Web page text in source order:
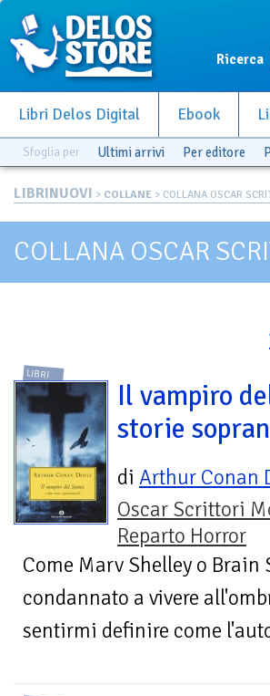
Ricerca
Libri Delos Digital Ebook
Sfoglia per Ultimi arrivi Per editore
LIBRINUOVI > COLLANE > COLLANA OSCAR
COLLANA OSCAR
LIBRI
Il vampiro
storie
di Arthur Conan
Oscar Scrittori
Reparto Horror
Come Marv Shelley o Brain
condannato a vivere
sentirmi definire come